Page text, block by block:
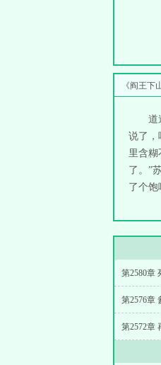
《阎王下
道
说了，
里含糊
了。”
了个饱
第2580章
第2576章
第2572章